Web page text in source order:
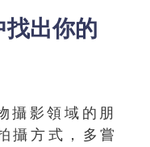
找出你的
攝影領域的朋
攝方式，多嘗